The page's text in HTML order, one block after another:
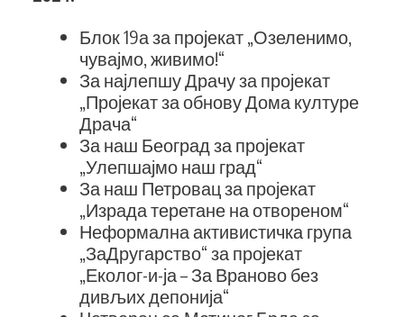
Блок 19а за пројекат „Озеленимо,
чувајмо, живимо!“
За најлепшу Драчу за пројекат
„Пројекат за обнову Дома културе
Драча“
За наш Београд за пројекат
„Улепшајмо наш град“
За наш Петровац за пројекат
„Израда теретане на отвореном“
Неформална активистичка група
„ЗаДругарство“ за пројекат
„Еколог-и-ја – За Враново без
дивљих депонија“